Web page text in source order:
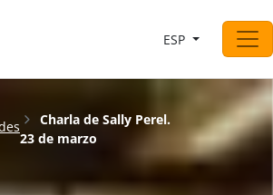
ESP
Charla de Sally Perel.
23 de marzo